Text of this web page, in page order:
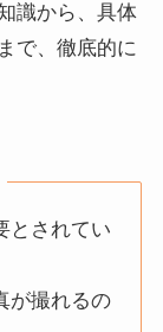
識から、具体
で、徹底的に
とされてい
が撮れるの